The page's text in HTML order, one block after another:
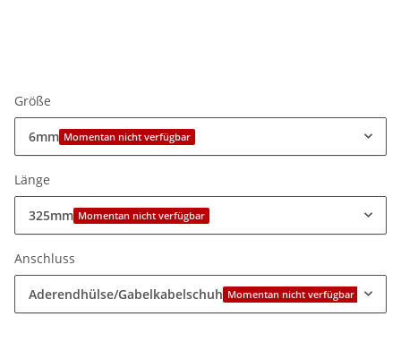
Größe
6mm Momentan nicht verfügbar
Länge
325mm Momentan nicht verfügbar
Anschluss
Aderendhülse/Gabelkabelschuh Momentan nicht verfügbar